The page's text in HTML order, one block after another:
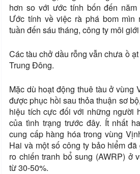
hơn so với ước tính bốn đến
Ước tính về việc rà phá bom mìn
tuần đến sáu tháng, công ty môi
Các tàu chở dầu rỗng vẫn chưa ồ
Trung Đông.
Mặc dù hoạt động thuê tàu ở vùng
được phục hồi sau thỏa thuận sơ
hiệu tích cực đối với những người
của tình trạng trước đây. Ít nhất
cung cấp hàng hóa trong vùng
Hai và một số công ty bảo hiểm
ro chiến tranh bổ sung (AWRP) ở
từ 30-50%.